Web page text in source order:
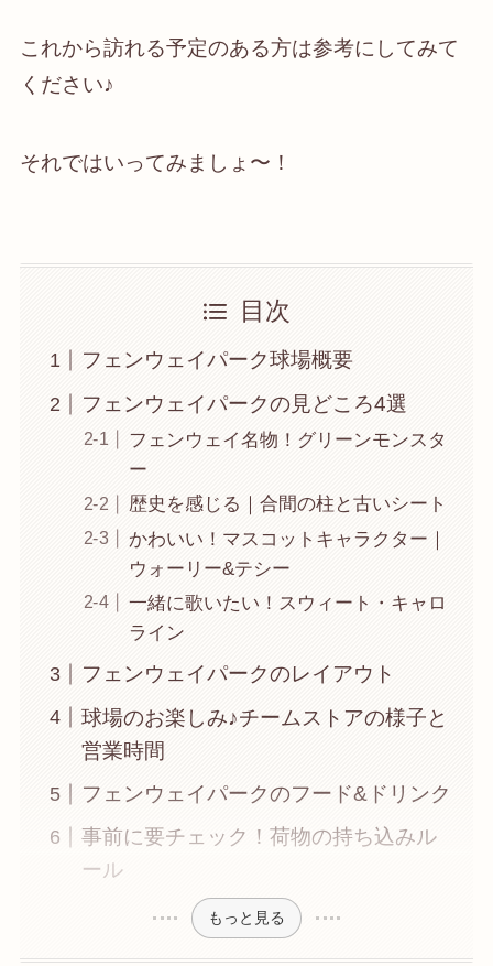
これから訪れる予定のある方は参考にしてみて
ください♪
それではいってみましょ〜！
目次
フェンウェイパーク球場概要
フェンウェイパークの見どころ4選
フェンウェイ名物！グリーンモンスタ
ー
歴史を感じる｜合間の柱と古いシート
かわいい！マスコットキャラクター｜
ウォーリー&テシー
一緒に歌いたい！スウィート・キャロ
ライン
フェンウェイパークのレイアウト
球場のお楽しみ♪チームストアの様子と
営業時間
フェンウェイパークのフード&ドリンク
事前に要チェック！荷物の持ち込みル
ール
もっと見る